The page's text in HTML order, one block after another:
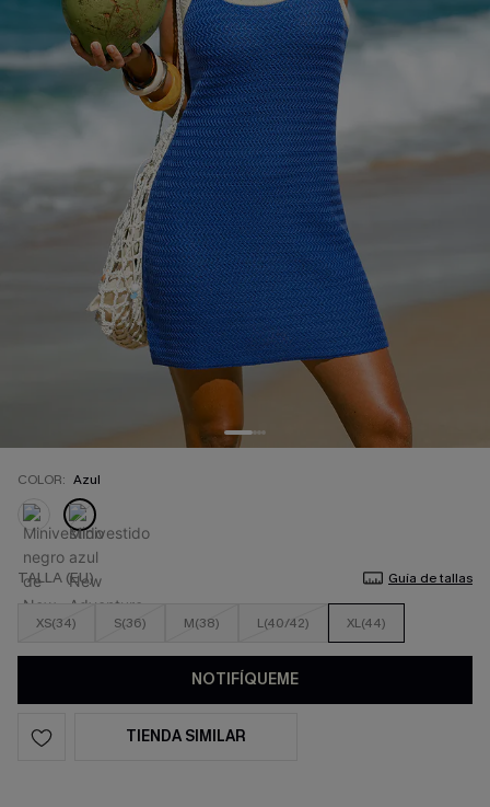
COLOR: Azul
TALLA (EU) Guía de tallas
XS(34) S(36) M(38) L(40/42) XL(44)
NOTIFÍQUEME
TIENDA SIMILAR